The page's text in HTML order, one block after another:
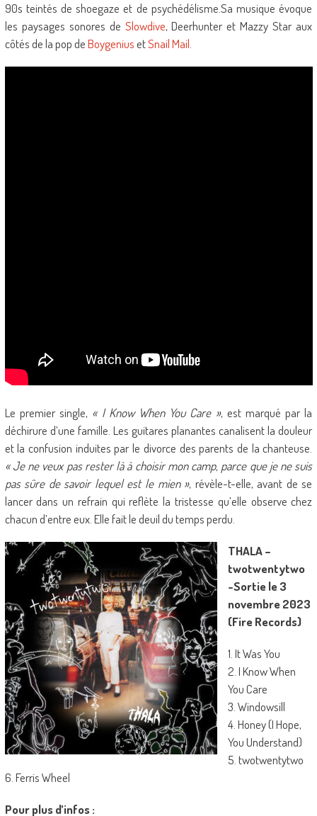
90s teintés de shoegaze et de psychédélisme.Sa musique évoque
les paysages sonores de Slowdive, Deerhunter et Mazzy Star aux
côtés de la pop deBoygeniusetSnail Mail
Le premier single, « I Know When You Care », est marqué par la
déchirure d’une famille. Les guitares planantes canalisent la douleur
et la confusion induites par le divorce des parents de la chanteuse.
« Je ne veux pas rester là à choisir mon camp, parce que je ne suis
pas sûre de savoir lequel est le mien », révèle-t-elle, avant de se
lancer dans un refrain qui reflète la tristesse qu’elle observe chez
chacun d’entre eux. Elle fait le deuil du temps perdu.
THALA –
twotwentytwo
-Sortie le 3
novembre 2023
(Fire Records)
1. It Was You
2. I Know When
You Care
3. Windowsill
4. Honey (I Hope,
You Understand)
5. twotwentytwo
6. Ferris Wheel
Pour plus d’infos :